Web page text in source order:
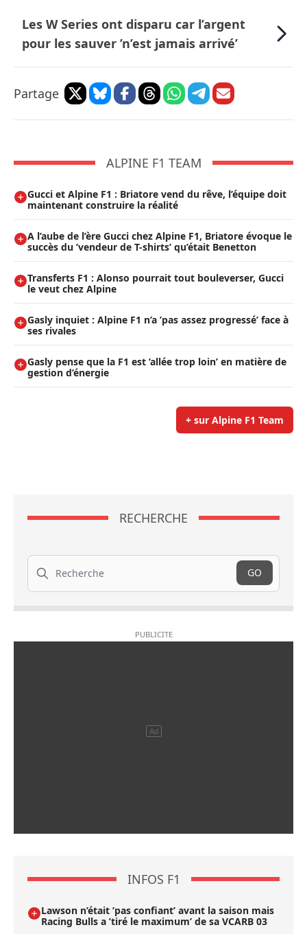
Les W Series ont disparu car l’argent
pour les sauver ’n’est jamais arrivé’
Partage
ALPINE F1 TEAM
Gucci et Alpine F1 : Briatore vend du rêve, l’équipe doit
maintenant construire la réalité
A l’aube de l’ère Gucci chez Alpine F1, Briatore évoque le
succès du ’vendeur de T-shirts’ qu’était Benetton
Transferts F1 : Alonso pourrait tout bouleverser, Gucci
le veut chez Alpine
Gasly inquiet : Alpine F1 n’a ’pas assez progressé’ face à
ses rivales
Gasly pense que la F1 est ’allée trop loin’ en matière de
gestion d’énergie
+ sur Alpine F1 Team
RECHERCHE
Recherche
GO
INFOS F1
Lawson n’était ’pas confiant’ avant la saison mais
Racing Bulls a ’tiré le maximum’ de sa VCARB 03